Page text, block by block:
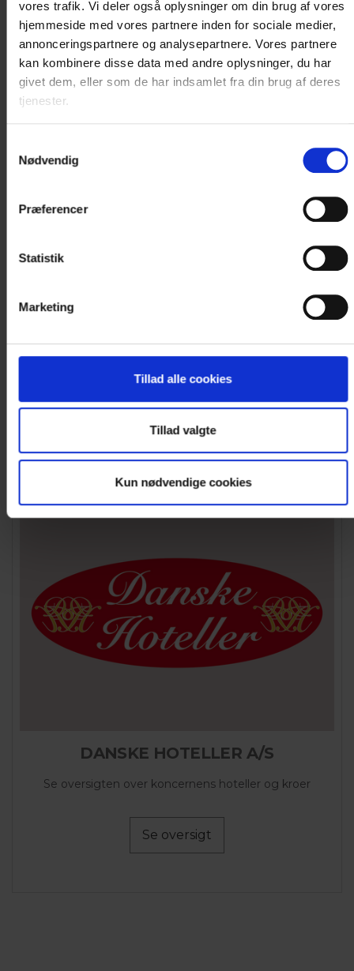
vores trafik. Vi deler også oplysninger om din brug af vores
hjemmeside med vores partnere inden for sociale medier,
annonceringspartnere og analysepartnere. Vores partnere
kan kombinere disse data med andre oplysninger, du har
givet dem, eller som de har indsamlet fra din brug af deres
tjenester.
Nødvendig
Præferencer
Statistik
Marketing
Tillad alle cookies
Tillad valgte
Kun nødvendige cookies
Rejser du med en gruppe? Vi tilbyder fordelagtige
DANSKE HOTELLER A/S
Se oversigten over koncernens hoteller og kroer
Se oversigt